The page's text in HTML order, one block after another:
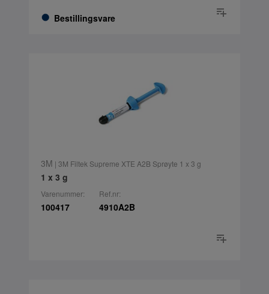
Bestillingsvare
3M | 3M Filtek Supreme XTE A2B Sprøyte 1 x 3 g
1 x 3 g
Varenummer:
100417
Ref.nr:
4910A2B